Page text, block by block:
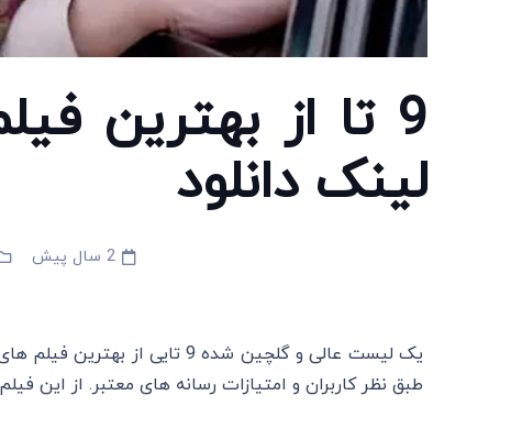
لینک دانلود
2 سال پیش
طبق نظر کاربران و امتیازات رسانه های معتبر. از این